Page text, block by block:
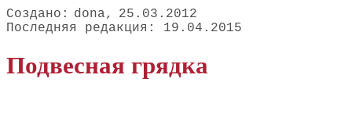
dona
25.03.2012
19.04.2015
Подвесная грядка